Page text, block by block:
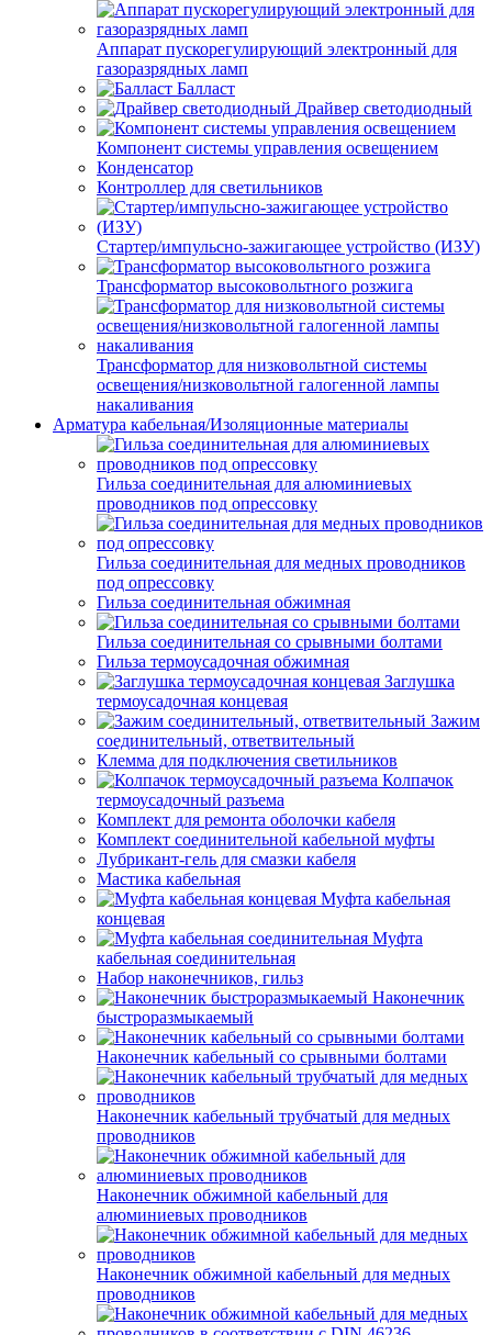
Аппарат пускорегулирующий электронный для
газоразрядных ламп
Балласт
Драйвер светодиодный
Компонент системы управления освещением
Конденсатор
Контроллер для светильников
Стартер/импульсно-зажигающее устройство (ИЗУ)
Трансформатор высоковольтного розжига
Трансформатор для низковольтной системы
освещения/низковольтной галогенной лампы
накаливания
Арматура кабельная/Изоляционные материалы
Гильза соединительная для алюминиевых
проводников под опрессовку
Гильза соединительная для медных проводников
под опрессовку
Гильза соединительная обжимная
Гильза соединительная со срывными болтами
Гильза термоусадочная обжимная
Заглушка
термоусадочная концевая
Зажим
соединительный, ответвительный
Клемма для подключения светильников
Колпачок
термоусадочный разъема
Комплект для ремонта оболочки кабеля
Комплект соединительной кабельной муфты
Лубрикант-гель для смазки кабеля
Мастика кабельная
Муфта кабельная
концевая
Муфта
кабельная соединительная
Набор наконечников, гильз
Наконечник
быстроразмыкаемый
Наконечник кабельный со срывными болтами
Наконечник кабельный трубчатый для медных
проводников
Наконечник обжимной кабельный для
алюминиевых проводников
Наконечник обжимной кабельный для медных
проводников